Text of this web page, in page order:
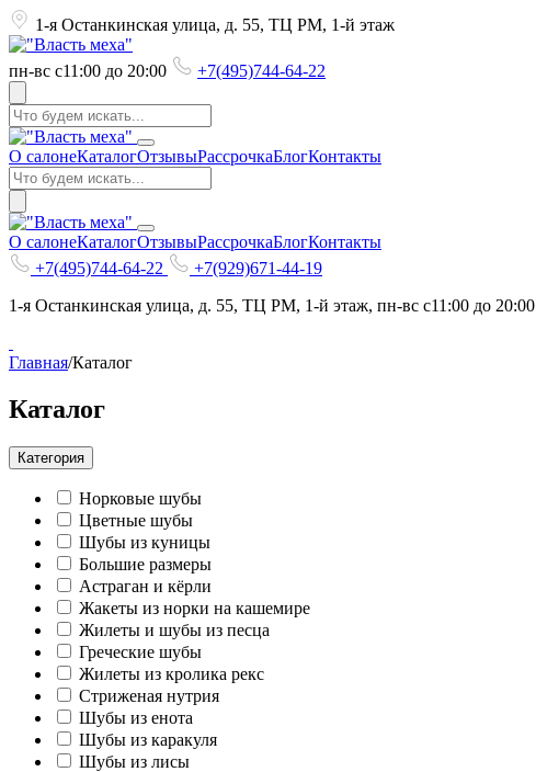
1-я Останкинская улица, д. 55, ТЦ РМ, 1-й этаж
пн-вс с11:00 до 20:00 +7(495)744-64-22
О салонеКаталогОтзывыРассрочкаБлогКонтакты
О салонеКаталогОтзывыРассрочкаБлогКонтакты
+7(495)744-64-22
+7(929)671-44-19
1-я Останкинская улица, д. 55, ТЦ РМ, 1-й этаж, пн-вс с11:00 до 20:00
Главная/Каталог
Каталог
Категория
Норковые шубы
Цветные шубы
Шубы из куницы
Большие размеры
Астраган и кёрли
Жакеты из норки на кашемире
Жилеты и шубы из песца
Греческие шубы
Жилеты из кролика рекс
Стриженая нутрия
Шубы из енота
Шубы из каракуля
Шубы из лисы